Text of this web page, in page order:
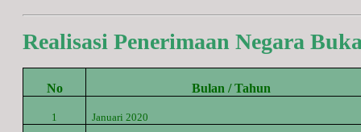
Realisasi Penerimaan Negara
No Bulan / Tahun
1 Januari 2020